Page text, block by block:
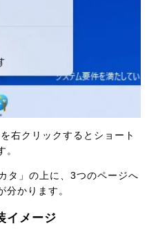
右クリックするとショート
。
タ」の上に、3つのページへ
分かります。
イメージ